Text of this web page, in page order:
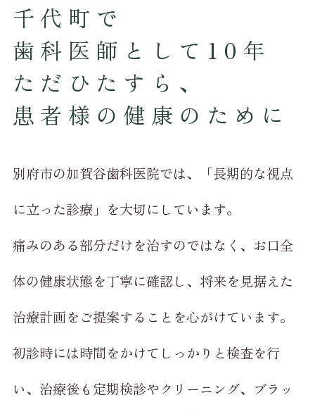
患者様の健康のために
ただひたすら、
歯科医師として 10 年
千代町で
別府市の加賀谷歯科医院では、「長期的な視点
に立った診療」を大切にしています。
痛みのある部分だけを治すのではなく、お口全
体の健康状態を丁寧に確認し、将来を見据えた
治療計画をご提案することを心がけています。
初診時には時間をかけてしっかりと検査を行
い、治療後も定期検診やクリーニング、ブラッ